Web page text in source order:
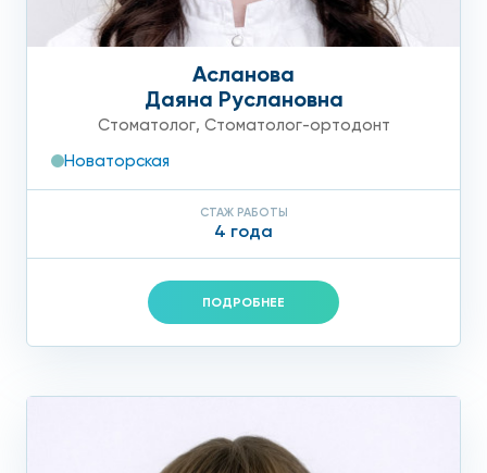
Асланова
Даяна Руслановна
Стоматолог, Стоматолог-ортодонт
Новаторская
СТАЖ РАБОТЫ
4 года
ПОДРОБНЕЕ